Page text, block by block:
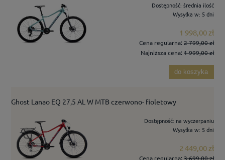
Dostępność: średnia ilość
Wysyłka w: 5 dni
1 998,00 zł
Cena regularna: 2 799,00 zł
Najniższa cena: 1 999,00 zł
do koszyka
Ghost Lanao EQ 27,5 AL W MTB czerwono- fioletowy
Dostępność: na wyczerpaniu
Wysyłka w: 5 dni
2 449,00 zł
Cena regularna: 3 699,00 zł